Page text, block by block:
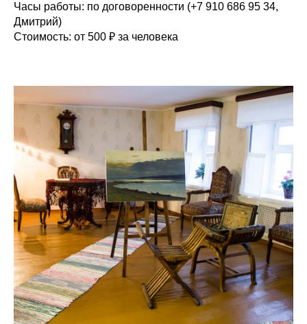
Часы работы: по договоренности (+7 910 686 95 34,
Дмитрий)
Стоимость: от 500 ₽ за человека